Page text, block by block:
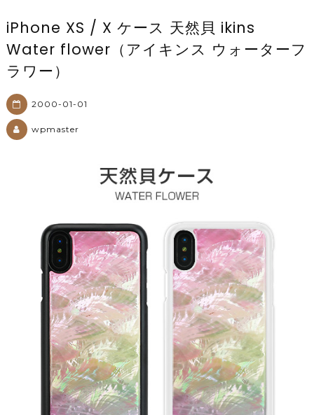
iPhone XS / X ケース 天然貝 ikins
Water flower（アイキンス ウォーターフ
ラワー）
2000-01-01
wpmaster